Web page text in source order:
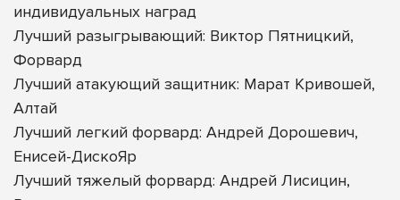
индивидуальных наград
Лучший разыгрывающий: Виктор Пятницкий,
Форвард
Лучший атакующий защитник: Марат Кривошей,
Алтай
Лучший легкий форвард: Андрей Дорошевич,
Енисей-ДискоЯр
Лучший тяжелый форвард: Андрей Лисицин,